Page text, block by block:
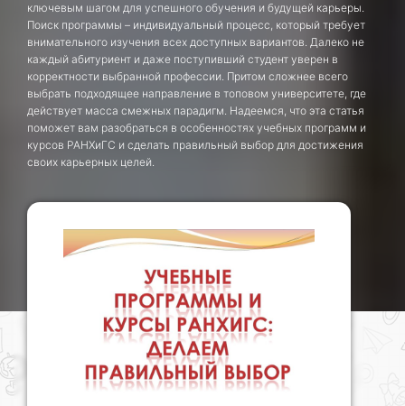
ключевым шагом для успешного обучения и будущей карьеры.
Поиск программы – индивидуальный процесс, который требует
внимательного изучения всех доступных вариантов. Далеко не
каждый абитуриент и даже поступивший студент уверен в
корректности выбранной профессии. Притом сложнее всего
выбрать подходящее направление в топовом университете, где
действует масса смежных парадигм. Надеемся, что эта статья
поможет вам разобраться в особенностях учебных программ и
курсов РАНХиГС и сделать правильный выбор для достижения
своих карьерных целей.